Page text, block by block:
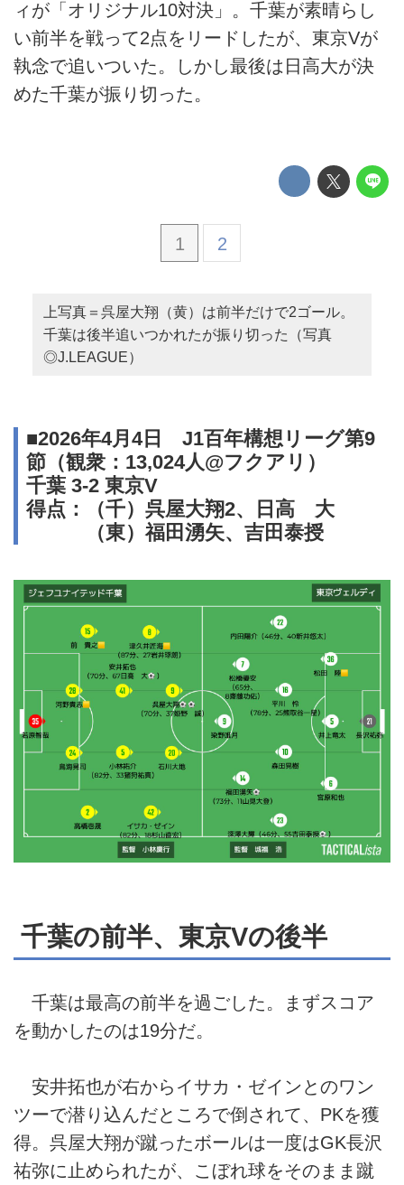
ィが「オリジナル10対決」。千葉が素晴らし
い前半を戦って2点をリードしたが、東京Vが
執念で追いついた。しかし最後は日高大が決
めた千葉が振り切った。
1 2
上写真＝呉屋大翔（黄）は前半だけで2ゴール。
千葉は後半追いつかれたが振り切った（写真
◎J.LEAGUE）
■2026年4月4日 J1百年構想リーグ第9
節（観衆：13,024人@フクアリ）
千葉 3-2 東京V
得点：（千）呉屋大翔2、日高 大
（東）福田湧矢、吉田泰授
千葉の前半、東京Vの後半
千葉は最高の前半を過ごした。まずスコア
を動かしたのは19分だ。
安井拓也が右からイサカ・ゼインとのワン
ツーで潜り込んだところで倒されて、PKを獲
得。呉屋大翔が蹴ったボールは一度はGK長沢
祐弥に止められたが、こぼれ球をそのまま蹴